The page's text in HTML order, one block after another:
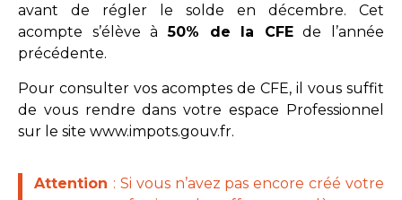
avant de régler le solde en décembre. Cet
acompte s’élève à50% de la CFEde l’année
précédente.
Pour consulter vos acomptes de CFE, il vous suffit
de vous rendre dans votre espace Professionnel
sur le site www.impots.gouv.fr.
Attention : Si vous n’avez pas encore créé votre